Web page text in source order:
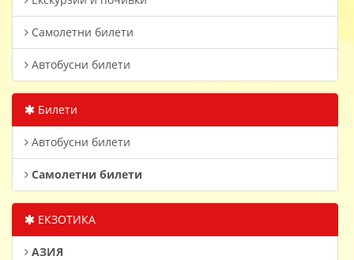
Самолетни билети
Автобусни билети
Билети
Автобусни билети
Самолетни билети
ЕКЗОТИКА
АЗИЯ